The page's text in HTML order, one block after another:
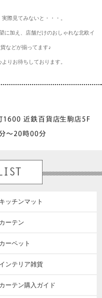
際見てみないと・・・。
に加え、店舗だけのおしゃれな北欧イ
などが揃ってます♪
りお待ちしております。
キッチンマット
カーテン
カーペット
インテリア雑貨
カーテン購入ガイド